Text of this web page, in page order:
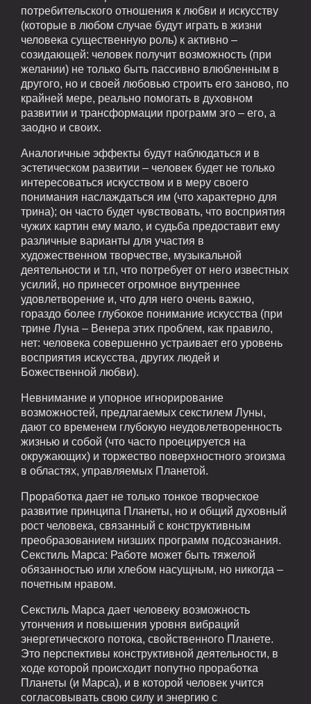
потребительского отношения к любви и искусству
(которые в любом случае будут играть в жизни
человека существенную роль) к активно –
созидающей: человек получит возможность (при
желании) не только быть пассивно влюбленным в
другого, но и своей любовью строить его заново, по
крайней мере, реально помогать в духовном
развитии и трансформации программ эго – его, а
заодно и своих.
Аналогичные эффекты будут наблюдаться и в
эстетическом развитии – человек будет не только
интересоваться искусством и в меру своего
понимания наслаждаться им (что характерно для
трина); он часто будет чувствовать, что восприятия
чужих картин ему мало, и судьба предоставит ему
различные варианты для участия в
художественном творчестве, музыкальной
деятельности и т.п, что потребует от него известных
усилий, но принесет огромное внутреннее
удовлетворение и, что для него очень важно,
гораздо более глубокое понимание искусства (при
трине Луна – Венера этих проблем, как правило,
нет: человека совершенно устраивает его уровень
восприятия искусства, других людей и
Божественной любви).
Невнимание и упорное игнорирование
возможностей, предлагаемых секстилем Луны,
дают со временем глубокую неудовлетворенность
жизнью и собой (что часто проецируется на
окружающих) и торжество поверхностного эгоизма
в областях, управляемых Планетой.
Проработка дает не только тонкое творческое
развитие принципа Планеты, но и общий духовный
рост человека, связанный с конструктивным
преобразованием низших программ подсознания.
Секстиль Марса: Работе может быть тяжелой
обязанностью или хлебом насущным, но никогда –
почетным нравом.
Секстиль Марса дает человеку возможность
утончения и повышения уровня вибраций
энергетического потока, свойственного Планете.
Это перспективы конструктивной деятельности, в
ходе которой происходит попутно проработка
Планеты (и Марса), и в которой человек учится
согласовывать свою силу и энергию с